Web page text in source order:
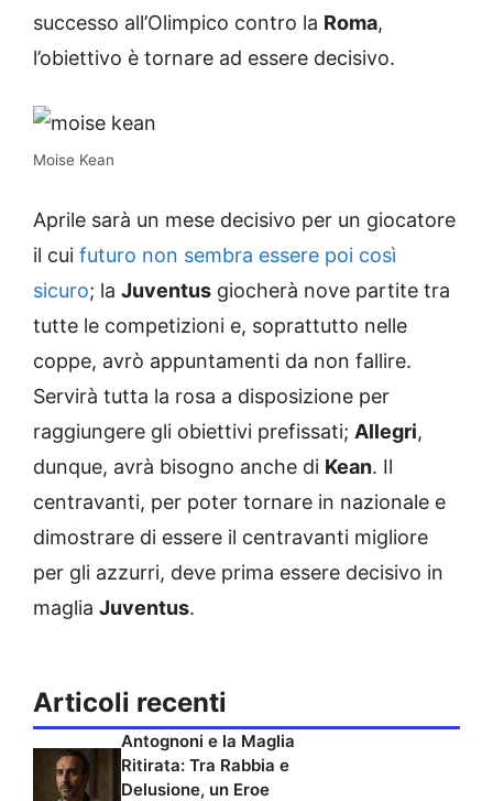
successo all’Olimpico contro la Roma,
l’obiettivo è tornare ad essere decisivo.
Moise Kean
Aprile sarà un mese decisivo per un giocatore
il cui futuro non sembra essere poi così
sicuro; la Juventus giocherà nove partite tra
tutte le competizioni e, soprattutto nelle
coppe, avrò appuntamenti da non fallire.
Servirà tutta la rosa a disposizione per
raggiungere gli obiettivi prefissati; Allegri,
dunque, avrà bisogno anche di Kean. Il
centravanti, per poter tornare in nazionale e
dimostrare di essere il centravanti migliore
per gli azzurri, deve prima essere decisivo in
maglia Juventus.
Articoli recenti
Antognoni e la Maglia
Ritirata: Tra Rabbia e
Delusione, un Eroe